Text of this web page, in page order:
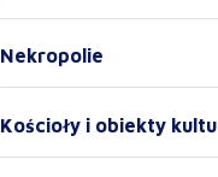
Nekropolie
Kościoły i obiekty kultu